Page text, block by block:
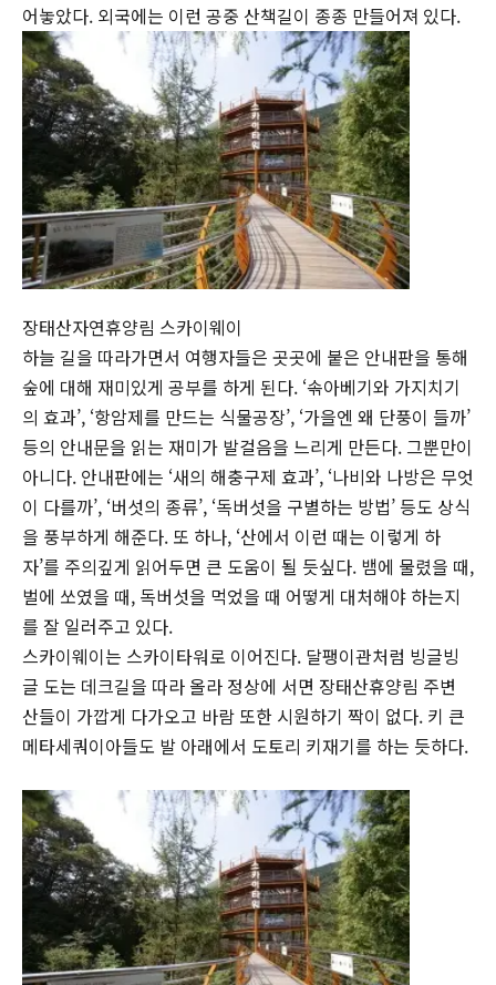
어놓았다. 외국에는 이런 공중 산책길이 종종 만들어져 있다.
장태산자연휴양림 스카이웨이
하늘 길을 따라가면서 여행자들은 곳곳에 붙은 안내판을 통해
숲에 대해 재미있게 공부를 하게 된다. ‘솎아베기와 가지치기
의 효과’, ‘항암제를 만드는 식물공장’, ‘가을엔 왜 단풍이 들까’
등의 안내문을 읽는 재미가 발걸음을 느리게 만든다. 그뿐만이
아니다. 안내판에는 ‘새의 해충구제 효과’, ‘나비와 나방은 무엇
이 다를까’, ‘버섯의 종류’, ‘독버섯을 구별하는 방법’ 등도 상식
을 풍부하게 해준다. 또 하나, ‘산에서 이런 때는 이렇게 하
자’를 주의깊게 읽어두면 큰 도움이 될 듯싶다. 뱀에 물렸을 때,
벌에 쏘였을 때, 독버섯을 먹었을 때 어떻게 대처해야 하는지
를 잘 일러주고 있다.
스카이웨이는 스카이타워로 이어진다. 달팽이관처럼 빙글빙
글 도는 데크길을 따라 올라 정상에 서면 장태산휴양림 주변
산들이 가깝게 다가오고 바람 또한 시원하기 짝이 없다. 키 큰
메타세쿼이아들도 발 아래에서 도토리 키재기를 하는 듯하다.